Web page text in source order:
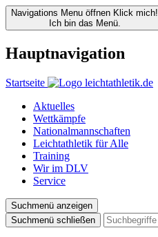
Navigations Menu öffnen Klick mich!
Ich bin das Menü.
Hauptnavigation
Startseite
Aktuelles
Wettkämpfe
Nationalmannschaften
Leichtathletik für Alle
Training
Wir im DLV
Service
Suchmenü anzeigen
Suchmenü schließen